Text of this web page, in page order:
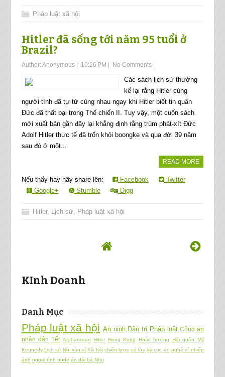
Pháp luật xã hội
Hitler đã sống tới năm 95 tuổi ở
Brazil?
Author:Anonymous| 10:26 PM No Comments|
Các sách lịch sử thường
kể lại rằng Hitler cùng
người tình đã tự tử cùng nhau ngay khi Hitler biết tin quân
Đức đã thất bại trong Thế chiến II. Tuy vậy, một cuốn sách
mới xuất bản gần đây lại khẳng định rằng trùm phát-xít Đức
Adolf Hitler thực tế đã trốn khỏi boongke và qua đời 39 năm
sau đó ở một...
READ MORE
Nếu thấy hay hãy share lên: Facebook
Twitter
Google+
Stumble Digg
Hitler, Lịch sử, Pháp luật xã hội
KInh Doanh
Danh Mục
Pháp luật xã hội An ninh Dân trí Pháp luật Công an
nhân dân Tết Afghanistan Hitler Hong Kong Hoắc hương
Hải quân Mỹ
Kennedy Lịch sử Nữ văn sĩ Xã hội chiến lược cú lừa kỳ cục án nghệ sĩ nhiếp
ảnh ngoại tình nude áo dài bà Nhu